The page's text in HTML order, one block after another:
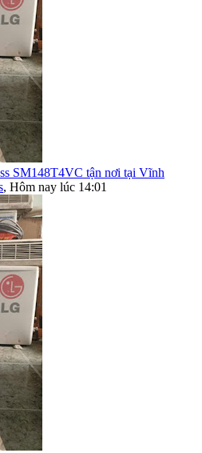
SM148T4VC tận nơi tại Vĩnh
, Hôm nay lúc 14:01